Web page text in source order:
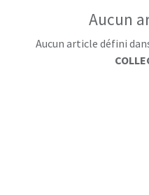
Aucun
Aucun article défini